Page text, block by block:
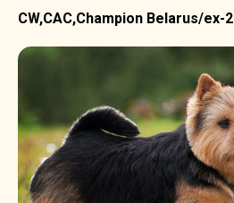
CW,CAC,Champion Belarus/ex-2